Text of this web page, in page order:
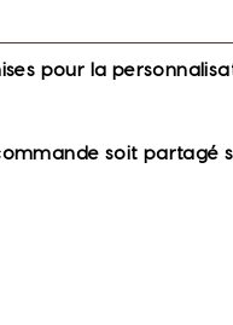
pour la
soit partagé